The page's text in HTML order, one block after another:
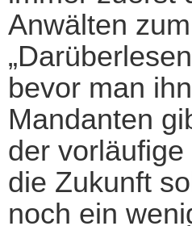
Anwälten zum
bevor man
Mandanten
der
die Zukunft
noch ein